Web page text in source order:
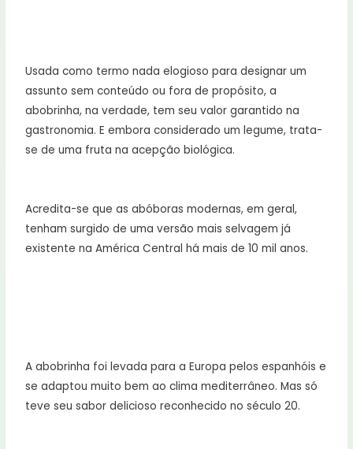
Usada como termo nada elogioso para designar um
assunto sem conteúdo ou fora de propósito, a
abobrinha, na verdade, tem seu valor garantido na
gastronomia. E embora considerado um legume, trata-
se de uma fruta na acepção biológica.
Acredita-se que as abóboras modernas, em geral,
tenham surgido de uma versão mais selvagem já
existente na América Central há mais de 10 mil anos.
A abobrinha foi levada para a Europa pelos espanhóis e
se adaptou muito bem ao clima mediterrâneo. Mas só
teve seu sabor delicioso reconhecido no século 20.